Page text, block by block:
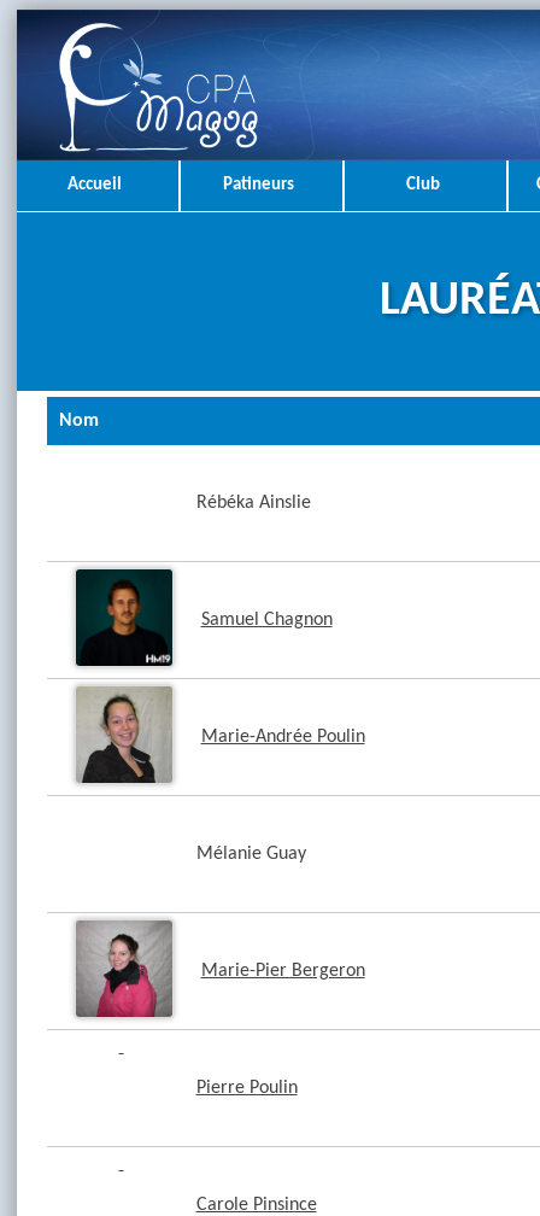
Accueil Patineurs Club
Nom
Rébéka Ainslie
Samuel Chagnon
Marie-Andrée Poulin
Mélanie Guay
Marie-Pier Bergeron
Pierre Poulin
Carole Pinsince